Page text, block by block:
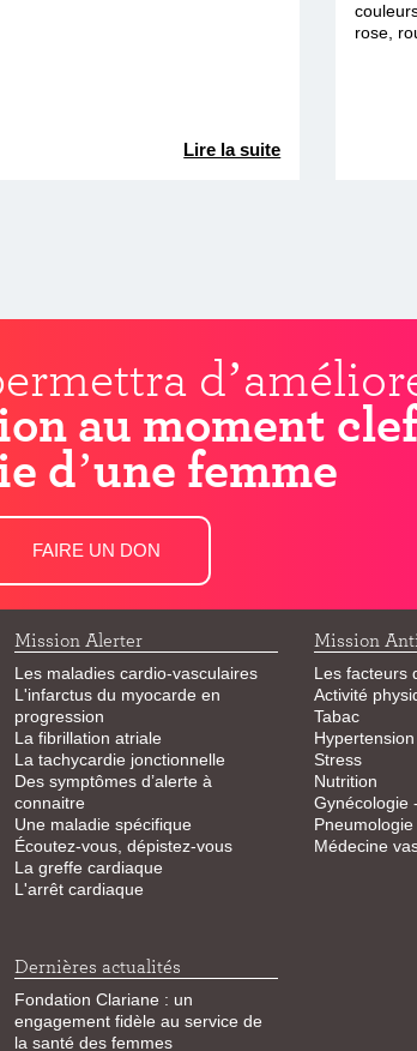
Lire la suite
rose,
au moment clef
d’une femme
FAIRE UN DON
Mission Alerter
Les maladies cardio-vasculaires
L'infarctus du myocarde en
progression
La fibrillation atriale
La tachycardie jonctionnelle
Des symptômes d’alerte à
connaitre
Une maladie spécifique
Écoutez-vous, dépistez-vous
La greffe cardiaque
L'arrêt cardiaque
Mission
Les facteurs
Activité
Tabac
Stress
Nutrition
Gynécologie
Pneumologie
Médecine
Dernières actualités
Fondation Clariane : un
engagement fidèle au service de
la santé des femmes